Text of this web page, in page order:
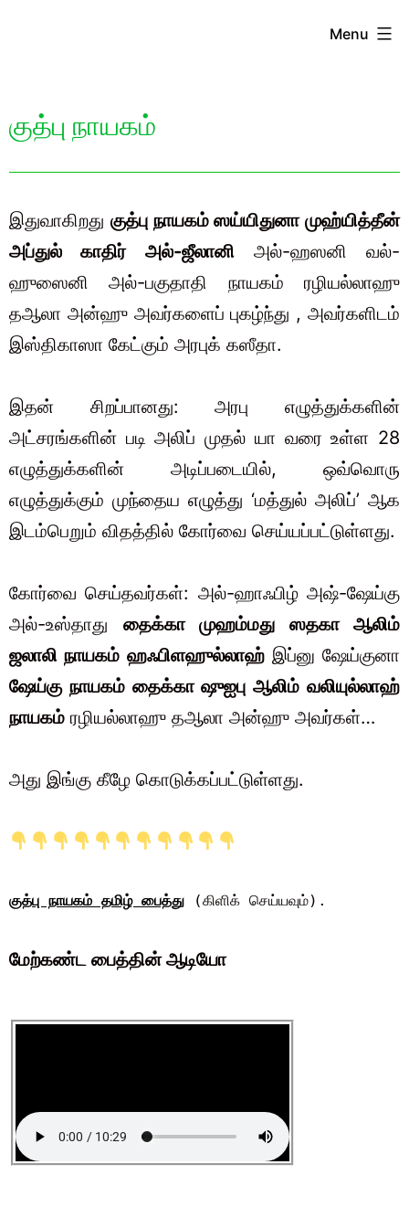
Menu
குத்பு நாயகம்
இதுவாகிறது குத்பு நாயகம் ஸய்யிதுனா முஹ்யித்தீன்
அப்துல் காதிர் அல்-ஜீலானிஅல்-ஹஸனி வல்-
ஹுஸைனி அல்-பகுதாதி நாயகம் ரழியல்லாஹு
தஆலா அன்ஹு அவர்களைப் புகழ்ந்து , அவர்களிடம்
இஸ்திகாஸா கேட்கும் அரபுக் கஸீதா.
இதன் சிறப்பானது: அரபு எழுத்துக்களின்
அட்சரங்களின் படி அலிப் முதல் யா வரை உள்ள 28
எழுத்துக்களின் அடிப்படையில், ஒவ்வொரு
எழுத்துக்கும் முந்தைய எழுத்து ‘மத்துல் அலிப்’ ஆக
இடம்பெறும் விதத்தில் கோர்வை செய்யப்பட்டுள்ளது.
கோர்வை செய்தவர்கள்: அல்-ஹாஃபிழ் அஷ்-ஷேய்கு
அல்-உஸ்தாது தைக்கா முஹம்மது ஸதகா‌ ஆலிம்
ஜலாலி நாயகம் ஹஃபிளஹுல்லாஹ்இப்னு ஷேய்குனா
ஷேய்கு நாயகம் தைக்கா ஷுஐபு ஆலிம் வலியுல்லாஹ்
நாயகம் ரழியல்லாஹு தஆலா அன்ஹு அவர்கள்…
அது இங்கு கீழே கொடுக்கப்பட்டுள்ளது.
குத்பு நாயகம் தமிழ் பைத்து (கிளிக் செய்யவும்).
மேற்கண்ட பைத்தின் ஆடியோ